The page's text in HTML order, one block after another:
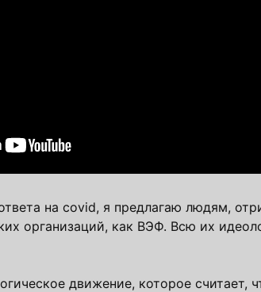
на covid, я предлагаю людям,
организаций, как ВЭФ. Всю их
движение, которое считает,